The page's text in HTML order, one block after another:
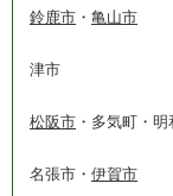
鈴鹿市 ・ 亀山市
津市
松阪市 ・多気町・明
名張市・ 伊賀市